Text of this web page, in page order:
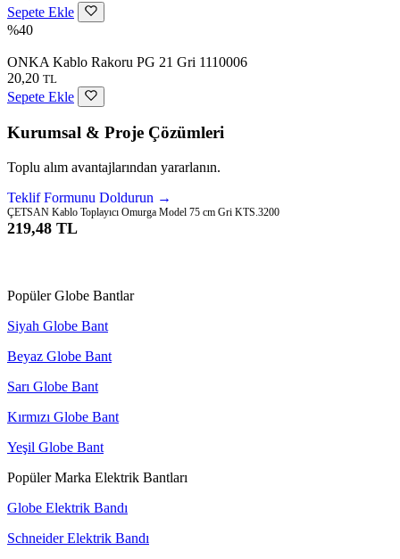
Sepete Ekle
%40
ONKA Kablo Rakoru PG 21 Gri 1110006
20,20 TL
Sepete Ekle
Kurumsal & Proje Çözümleri
Toplu alım avantajlarından yararlanın.
Teklif Formunu Doldurun →
ÇETSAN Kablo Toplayıcı Omurga Model 75 cm Gri KTS.3200
219,48 TL
Popüler Globe Bantlar
Siyah Globe Bant
Beyaz Globe Bant
Sarı Globe Bant
Kırmızı Globe Bant
Yeşil Globe Bant
Popüler Marka Elektrik Bantları
Globe Elektrik Bandı
Schneider Elektrik Bandı